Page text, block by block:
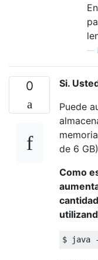
—
0
Si.
Puede
de 6
Como
$ java -